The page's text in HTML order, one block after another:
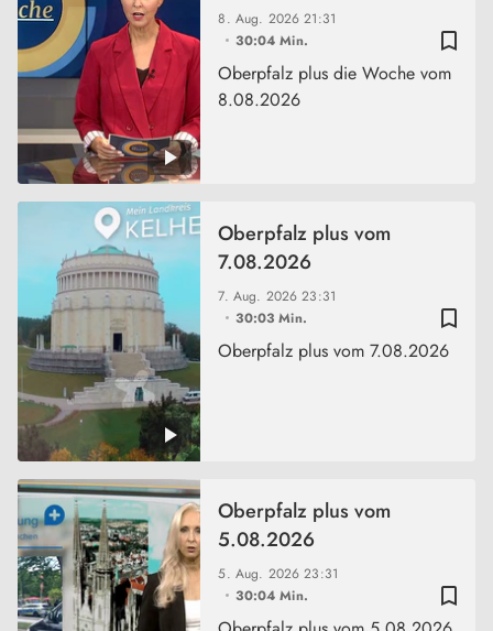
bookmark_border
8. Aug. 202621:31
30:04 Min.
Oberpfalz plus die Woche vom
8.08.2026
bookmark_border
7. Aug. 202623:31
30:03 Min.
Oberpfalz plus vom
7.08.2026
Oberpfalz plus vom 7.08.2026
bookmark_border
5. Aug. 202623:31
30:04 Min.
Oberpfalz plus vom
5.08.2026